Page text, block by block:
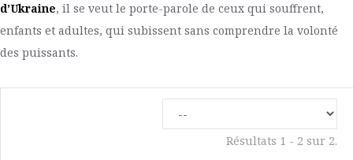
d’Ukraine, il se veut le porte-parole de ceux qui souffrent,
enfants et adultes, qui subissent sans comprendre la volonté
des puissants.
Résultats 1 - 2 sur 2.